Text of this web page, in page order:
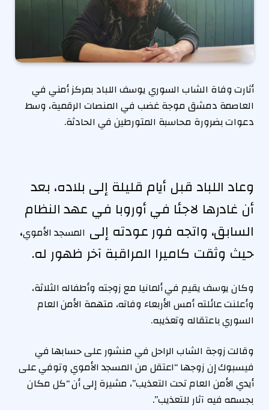
أثارت وفاة الشاب السوري يوسف اللباد بمركز أمني في
العاصمة دمشق موجة غضب في المنصات الرقمية، وسط
دعوات بضرورة محاسبة المتورطين في الحادثة.
وعاد اللباد قبل أيام قليلة إلى بلاده، بعد
أن غادرها لاجئا في أوروبا في عهد النظام
السابق، واتجه فور عودته إلى المسجد الأموي،
حيث وثقت كاميرا المراقبة آخر ظهور له.
وكان يوسف يقيم في ألمانيا مع زوجته وأطفاله الثلاثة،
وأعلنت عائلته أمس الأربعاء وفاته، متهمة الأمن العام
السوري باعتقاله وتعذيبه.
وقالت زوجة الشاب الراحل في منشور على حسابها في
فيسبوك إن زوجها “اعتقل من المسجد الأموي وتوفي على
أيدي الأمن العام تحت التعذيب”، مشيرة إلى أن “كل مكان
بجسمه فيه آثار للتعذيب”.